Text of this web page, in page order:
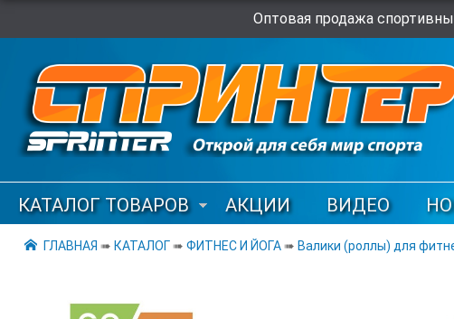
Оптовая продажа
КАТАЛОГ ТОВАРОВ АКЦИИ ВИДЕО
ГЛАВНАЯ ➠ КАТАЛОГ➠ ФИТНЕС И ЙОГА➠ Валики (роллы) для